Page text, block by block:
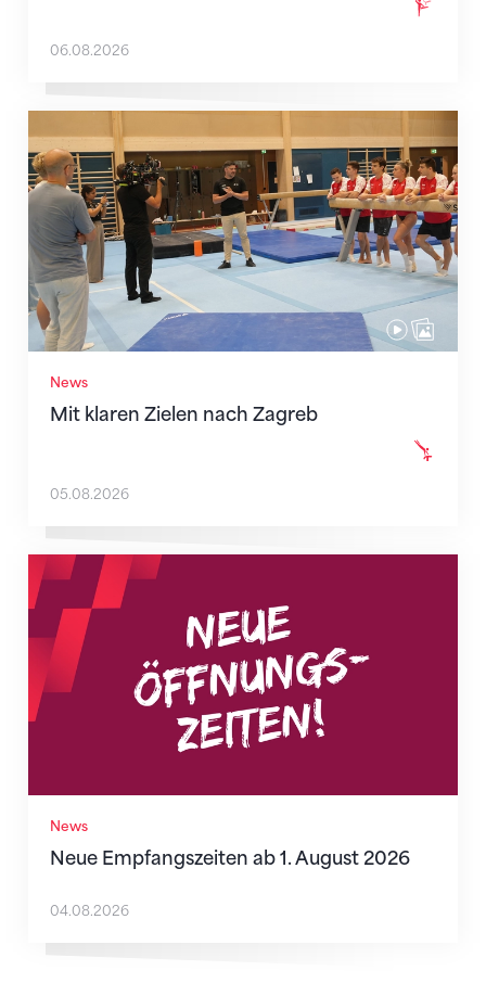
06.08.2026
News
Mit klaren Zielen nach Zagreb
Mit klaren Zielen nach Zagreb
05.08.2026
News
Neue Empfangszeiten ab 1. August 2026
Neue Empfangszeiten ab 1. August 2026
04.08.2026